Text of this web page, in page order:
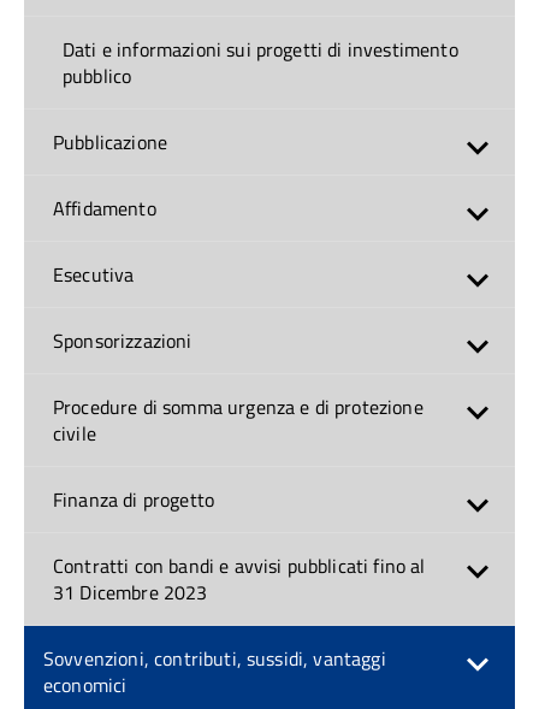
Dati e informazioni sui progetti di investimento
pubblico
Pubblicazione
Affidamento
Esecutiva
Sponsorizzazioni
Procedure di somma urgenza e di protezione
civile
Finanza di progetto
Contratti con bandi e avvisi pubblicati fino al
31 Dicembre 2023
Sovvenzioni, contributi, sussidi, vantaggi
economici